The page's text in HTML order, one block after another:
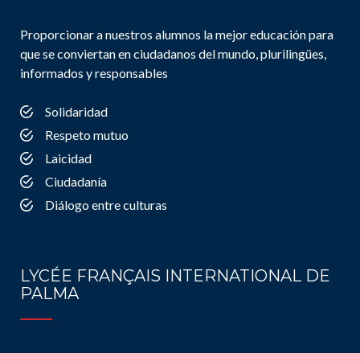
Proporcionar a nuestros alumnos la mejor educación para
que se conviertan en ciudadanos del mundo, plurilingües,
informados y responsables
Solidaridad
Respeto mutuo
Laicidad
Ciudadanía
Diálogo entre culturas
LYCÉE FRANÇAIS INTERNATIONAL DE
PALMA